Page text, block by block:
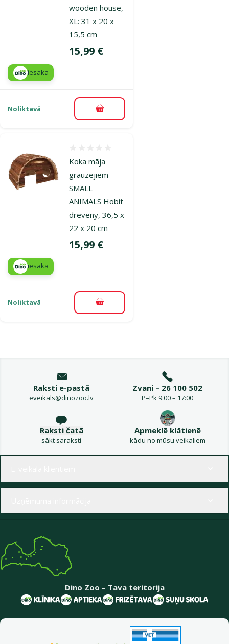
wooden house,
XL: 31 x 20 x
15,5 cm
Cena
15,99 €
iesaka
Noliktavā Pievienot grozam
Koka māja
grauzējiem –
SMALL
ANIMALS Hobit
dreveny, 36,5 x
22 x 20 cm
Cena
15,99 €
iesaka
Noliktavā Pievienot grozam
Raksti e-pastā
eveikals@dinozoo.lv
Zvani – 26 100 502
P–Pk 9:00 – 17:00
Raksti čatā
sākt saraksti
Apmeklē klātienē
kādu no mūsu veikaliem
Dino Zoo – Tava teritorija